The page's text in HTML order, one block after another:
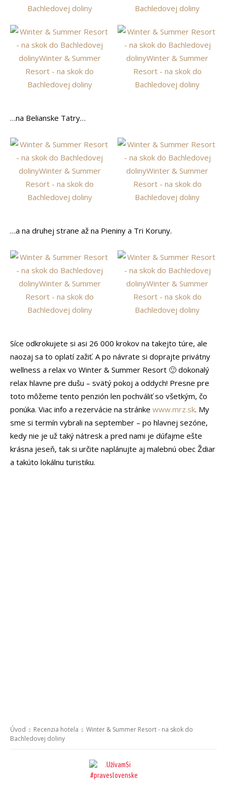
…na Belianske Tatry…
…a na druhej strane až na Pieniny a Tri Koruny.
Síce odkrokujete si asi 26 000 krokov na takejto túre, ale
naozaj sa to oplatí zažiť. A po návrate si doprajte privátny
wellness a relax vo Winter & Summer Resort 🙂 dokonalý
relax hlavne pre dušu – svätý pokoj a oddych! Presne pre
toto môžeme tento penzión len pochváliť so všetkým, čo
ponúka. Viac info a rezervácie na stránke www.mrz.sk. My
sme si termín vybrali na september – po hlavnej sezóne,
kedy nie je už taký nátresk a pred nami je dúfajme ešte
krásna jeseň, tak si určite naplánujte aj malebnú obec Ždiar
a takúto lokálnu turistiku.
Úvod Recenzia hotela
Winter & Summer Resort - na skok do
Bachledovej doliny